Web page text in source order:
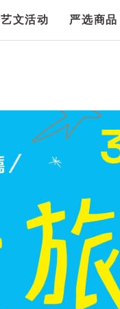
艺文活动 严选商品